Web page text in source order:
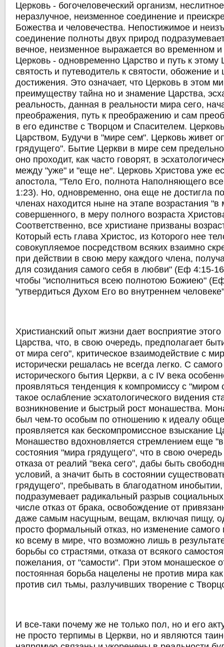
Церковь - богочеловеческий организм,
неразлучное, неизменное соединение и
Божества и человечества. Непостижимое и
соединение полноты двух природ
вечное, неизменное выражается во временном
Церковь - одновременно Царство и путь к этому
святость и путеводитель к святости, обожение и
достижения. Это означает, что Церковь в этом
преимуществу тайна но и знамение Царства,
реальность, данная в реальности мира сего,
преображения, путь к преображению и сам
в его единстве с Творцом и Спасителем.
Царством, Будучи в "мире сем". Церковь живет
грядущего". Бытие Церкви в мире сем
оно проходит, как часто говорят, в
между "уже" и "еще не". Церковь Христова уже
апостола, "Тело Его, полнота Наполняющего
1:23). Но, одновременно, она еще не достигла
членах находится ныне на этапе возрастания "в
совершенного, в меру полного возраста
Соответственно, все христиане призваны
Который есть глава Христос, из Которого нее
совокупляемое посредством всяких взаимно
при действии в свою меру каждого члена,
для созидания самого себя в любви" (Еф 4:15-
чтобы "исполниться всею полнотою Божиею"
"утвердиться Духом Его во внутреннем
Христианский опыт жизни дает восприятие
Царства, что, в свою очередь, предполагает
от мира сего", критическое взаимодействие с
исторически решалась не всегда легко. С
исторического бытия Церкви, а с IV века
проявляться тенденция к компромиссу с "миром
такое ослабление эсхатологического видения
возникновение и быстрый рост монашества.
был чем-то особым по отношению к идеалу
проявляется как бескомпромиссное взыскание
Монашество вдохновляется стремлением еще
состояния "мира грядущего", что в свою очередь
отказа от реалий "века сего", дабы быть
условий, а значит быть в состоянии
грядущего", пребывать в благодатном инобытии,
подразумевает радикальный разрыв
числе отказ от брака, освобождение от
даже самым насущным, вещам, включая пищу,
просто формальный отказ, но изменение
ко всему в мире, что возможно лишь в
борьбы со страстями, отказа от всякого
пожелания, от "самости". При этом монашеское
постоянная борьба нацелены не против мира как
против сил тьмы, разлучивших творение с
И все-таки почему же не только пол, но и его
не просто терпимы в Церкви, но и являются